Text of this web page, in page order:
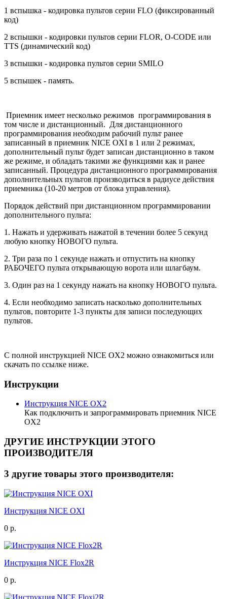
1 вспышка - кодировка пультов серии FLO (фиксированный
код)
2 вспышки - кодировки пультов серии FLOR, O-CODE или
TTS (динамический код)
3 вспышки - кодировка пультов серии SMILO
5 вспышек - память.
Приемник имеет несколько режимов программирования в
том числе и дистанционный. Для дистанционного
программирования необходим рабочий пульт ранее
записанный в приемник NICE OXI в 1 или 2 режимах,
дополнительный пульт будет записан дистанционно в таком
же режиме, и обладать такими же функциями как и ранее
записанный. Процедура дистанционного программирования
дополнительных пультов производиться в радиусе действия
приемника (10-20 метров от блока управления).
Порядок действий при дистанционном программировании
дополнительного пульта:
1. Нажать и удерживать нажатой в течении более 5 секунд
любую кнопку НОВОГО пульта.
2. Три раза по 1 секунде нажать и отпустить на кнопку
РАБОЧЕГО пульта открывающую ворота или шлагбаум.
3. Один раз на 1 секунду нажать на кнопку НОВОГО пульта.
4. Если необходимо записать насколько дополнительных
пультов, повторите 1-3 пункты для записи последующих
пультов.
С полной инструкцией NICE OX2 можно ознакомиться или
скачать по ссылке ниже.
Инструкции
Инструкция NICE OX2
Как подключить и запрограммировать приемник NICE
OX2
ДРУГИЕ ИНСТРУКЦИИ ЭТОГО
ПРОИЗВОДИТЕЛЯ
3 другие товары этого производителя:
Инструкция NICE OXI
0 р.
Инструкция NICE Flox2R
0 р.